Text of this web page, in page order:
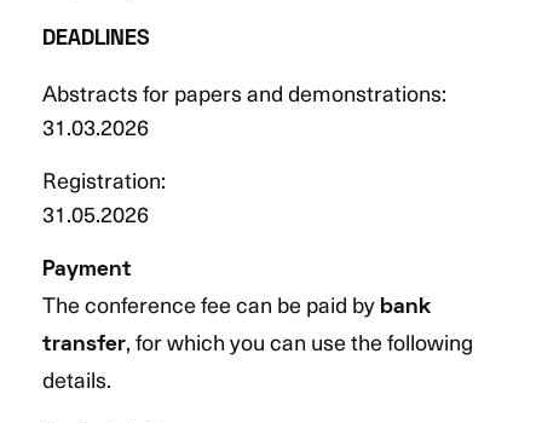
DEADLINES
Abstracts for papers and demonstrations:
31.03.2026
Registration:
31.05.2026
Payment
The conference fee can be paid by bank
transfer, for which you can use the following
details.